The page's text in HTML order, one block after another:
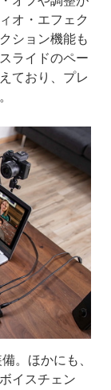
オ・エフェク
ション機能も
ライドのペー
ており、プレ
。ほかにも、
イスチェン